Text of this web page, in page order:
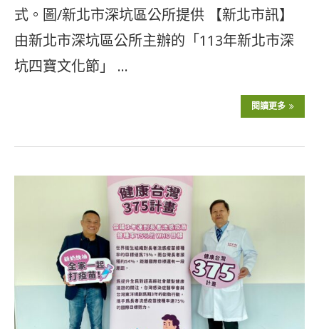
式。圖/新北市深坑區公所提供 【新北市訊】
由新北市深坑區公所主辦的「113年新北市深
坑四寶文化節」 …
閱讀更多